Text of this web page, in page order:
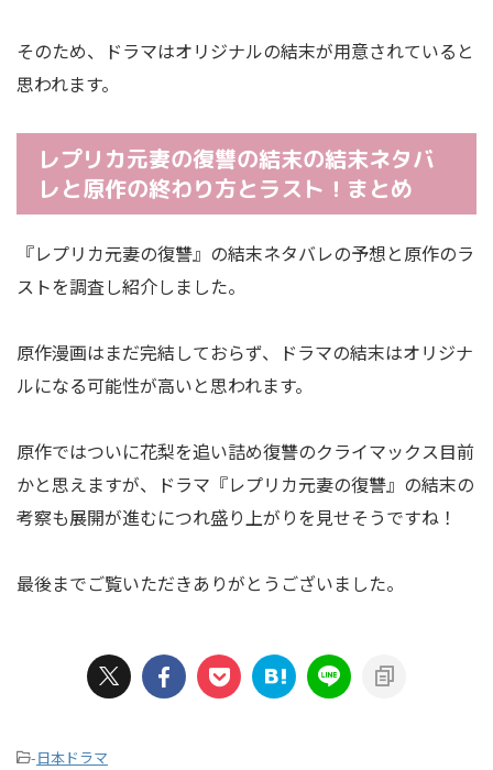
そのため、ドラマはオリジナルの結末が用意されていると
思われます。
レプリカ元妻の復讐の結末の結末ネタバ
レと原作の終わり方とラスト！まとめ
『レプリカ元妻の復讐』の結末ネタバレの予想と原作のラ
ストを調査し紹介しました。
原作漫画はまだ完結しておらず、ドラマの結末はオリジナ
ルになる可能性が高いと思われます。
原作ではついに花梨を追い詰め復讐のクライマックス目前
かと思えますが、ドラマ『レプリカ元妻の復讐』の結末の
考察も展開が進むにつれ盛り上がりを見せそうですね！
最後までご覧いただきありがとうございました。
-日本ドラマ